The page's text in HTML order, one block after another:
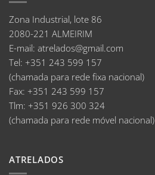
Zona Industrial, lote 86
2080-221 ALMEIRIM
E-mail: atrelados@gmail.com
Tel: +351 243 599 157
(chamada para rede fixa nacional)
Fax: +351 243 599 157
Tlm: +351 926 300 324
(chamada para rede móvel nacional)
ATRELADOS